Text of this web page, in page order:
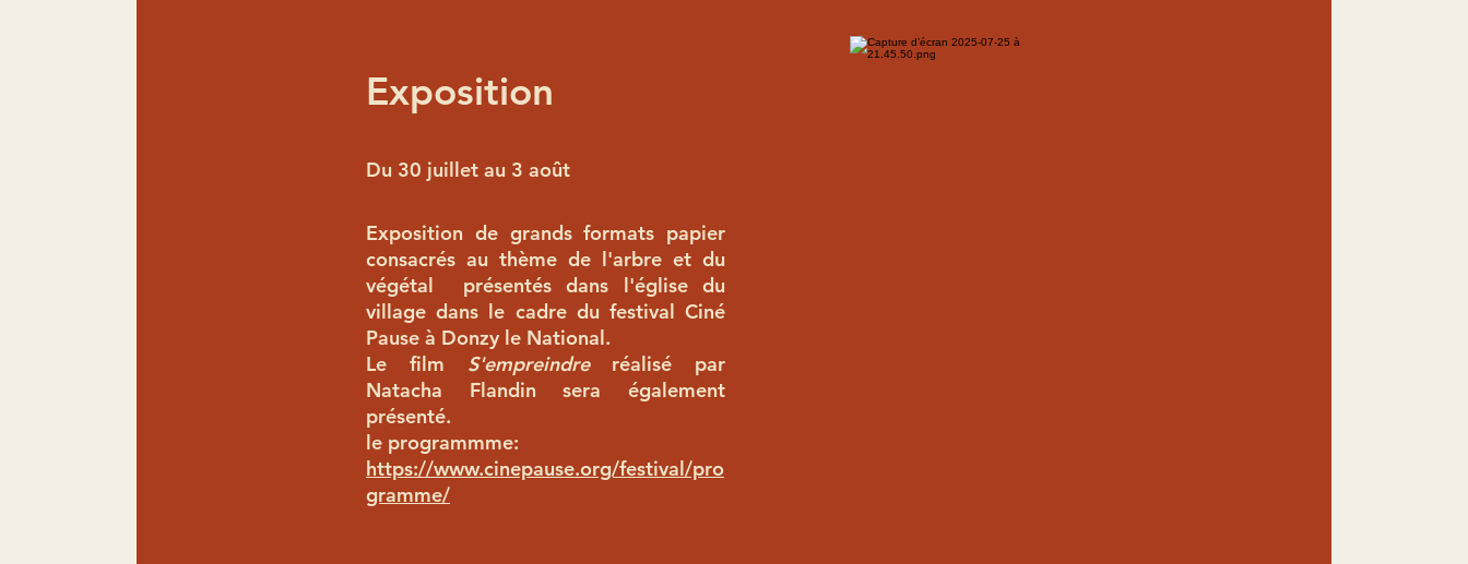
Exposition
Du 30 juillet au 3 août
Exposition de grands formats papier
consacrés au thème de l'arbre et du
végétal présentés dans l'église du
village dans le cadre du festival Ciné
Pause à Donzy le National.
Le film S'empreindre réalisé par
Natacha Flandin sera également
présenté.
le programmme:
https://www.cinepause.org/festival/pro
gramme/